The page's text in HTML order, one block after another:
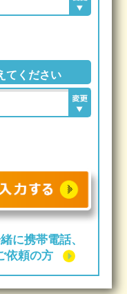
てください
に携帯電話、
依頼の方